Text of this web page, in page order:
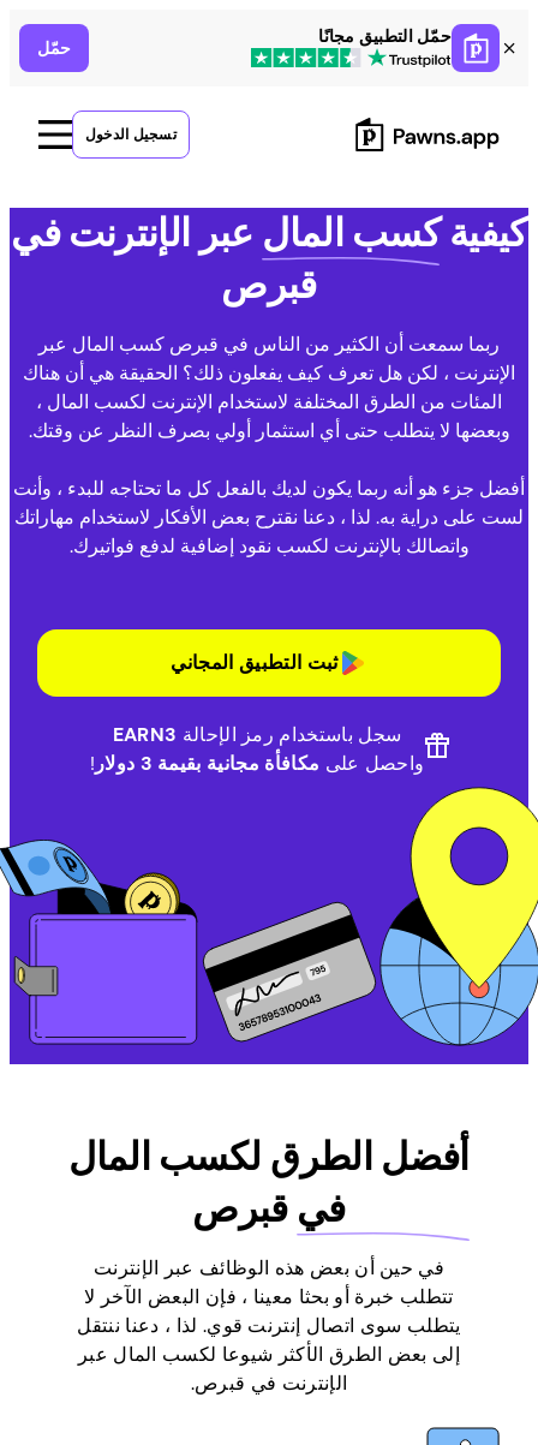
حمّل التطبيق مجانًا
حمّل
تسجيل الدخول
كيفيةكسب المالعبر الإنترنت في
قبرص
ربما سمعت أن الكثير من الناس في قبرص كسب المال عبر
الإنترنت ، لكن هل تعرف كيف يفعلون ذلك؟ الحقيقة هي أن هناك
المئات من الطرق المختلفة لاستخدام الإنترنت لكسب المال ،
وبعضها لا يتطلب حتى أي استثمار أولي بصرف النظر عن وقتك.
أفضل جزء هو أنه ربما يكون لديك بالفعل كل ما تحتاجه للبدء ، وأنت
لست على دراية به. لذا ، دعنا نقترح بعض الأفكار لاستخدام مهاراتك
واتصالك بالإنترنت لكسب نقود إضافية لدفع فواتيرك.
ثبت التطبيق المجاني
سجل باستخدام رمز الإحالةEARN3
واحصل علىمكافأة مجانية بقيمة 3 دولار !
أفضل الطرق لكسب المال
فيقبرص
في حين أن بعض هذه الوظائف عبر الإنترنت
تتطلب خبرة أو بحثا معينا ، فإن البعض الآخر لا
يتطلب سوى اتصال إنترنت قوي. لذا ، دعنا ننتقل
إلى بعض الطرق الأكثر شيوعا لكسب المال عبر
الإنترنت في قبرص.